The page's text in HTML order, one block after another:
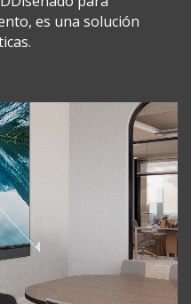
es una solución